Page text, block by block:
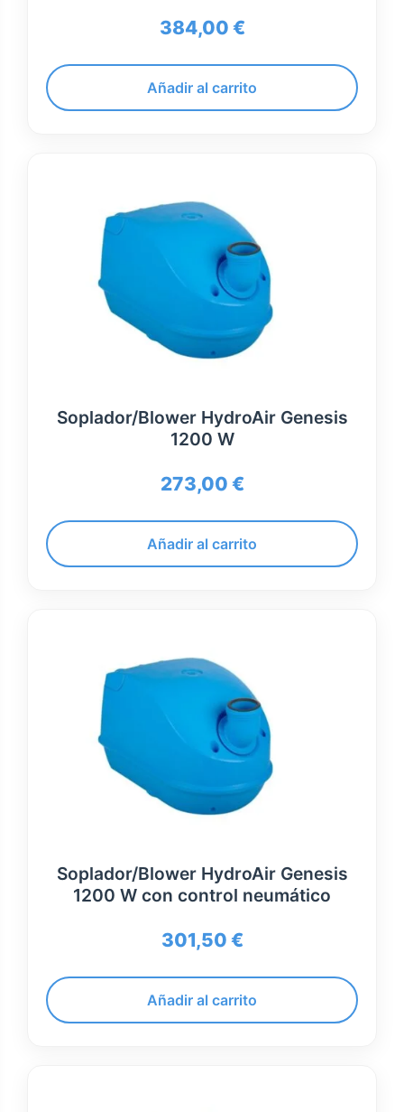
384,00 €
Añadir al carrito
Soplador/Blower HydroAir Genesis
1200 W
273,00 €
Añadir al carrito
Soplador/Blower HydroAir Genesis
1200 W con control neumático
301,50 €
Añadir al carrito